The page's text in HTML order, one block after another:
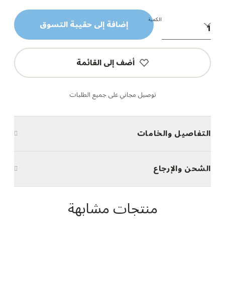
الكمية إضافة إلى حقيبة التسوق
أضف إلى القائمة
توصيل مجاني على جميع الطلبات
التفاصيل والخامات
الشحن والإرجاع
منتجات مشابهة